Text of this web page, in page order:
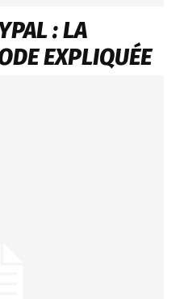
: LA
EXPLIQUÉE